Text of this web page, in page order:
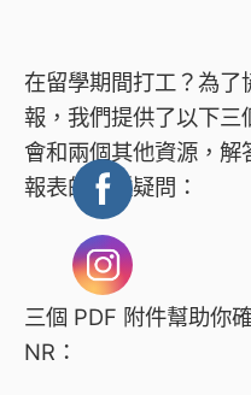
在留學期間打工？為了
報，我們提供了以下三
會和兩個其他資源，
報表的種種疑問：
三個 PDF 附件幫助你
NR：